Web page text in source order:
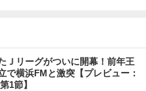
Ｊリーグがついに開幕！前年王
で横浜FMと激突【プレビュー：
1節】